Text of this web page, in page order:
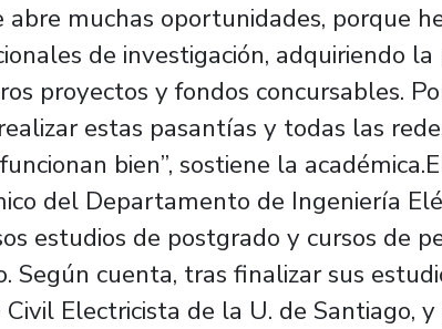
abre muchas oportunidades, porque
de investigación, adquiriendo la
proyectos y fondos concursables.
estas pasantías y todas las
bien”, sostiene la
del Departamento de Ingeniería
estudios de postgrado y cursos de
Según cuenta, tras finalizar sus
Electricista de la U. de Santiago,